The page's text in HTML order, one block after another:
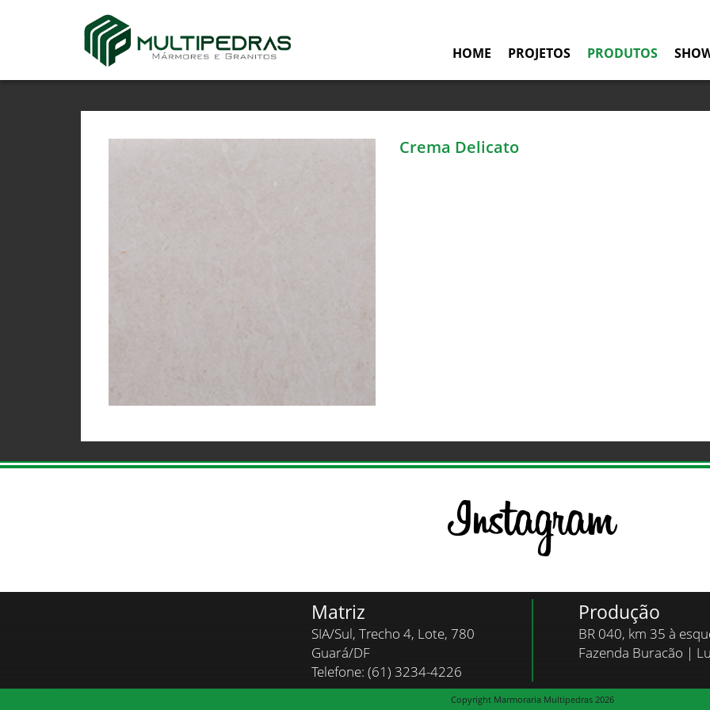
HOME PROJETOS PRODUTOS
Crema Delicato
Matriz
SIA/Sul, Trecho 4, Lote, 780
Guará/DF
Telefone: (61) 3234-4226
Produção
BR 040, km 35 à
Fazenda Buracão |
Copyright Marmoraria Multipedras 2026